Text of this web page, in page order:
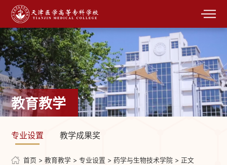
教育教学
专业设置 教学成果奖
首页 >教育教学 >专业设置 >药学与生物技术学院 > 正文